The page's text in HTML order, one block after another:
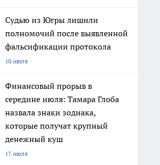
Судью из Югры лишили
полномочий после выявленной
фальсификации протокола
10 июля
Финансовый прорыв в
середине июля: Тамара Глоба
назвала знаки зодиака,
которые получат крупный
денежный куш
17 июля